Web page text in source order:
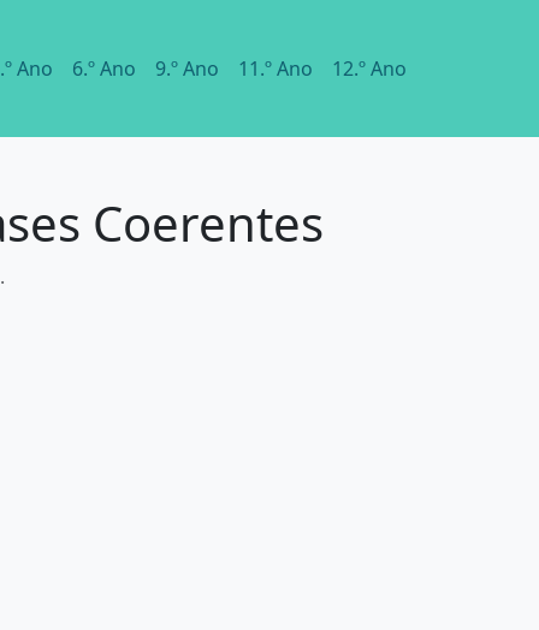
Ano 6.º Ano 9.º Ano 11.º Ano 12.º Ano
Coerentes